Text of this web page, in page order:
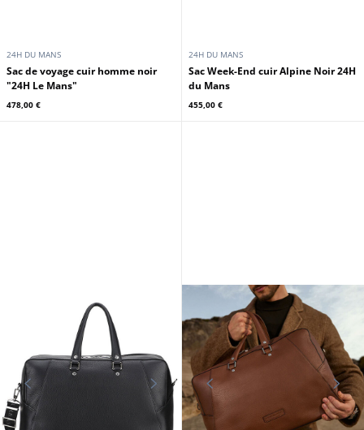
24H DU MANS
Sac de voyage cuir homme noir
"24H Le Mans"
478,00 €
24H DU MANS
Sac Week-End cuir Alpine Noir 24H
du Mans
455,00 €